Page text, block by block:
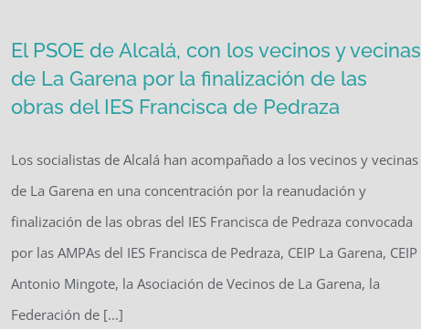
El PSOE de Alcalá, con los vecinos y vecinas
de La Garena por la finalización de las
obras del IES Francisca de Pedraza
Los socialistas de Alcalá han acompañado a los vecinos y vecinas
de La Garena en una concentración por la reanudación y
finalización de las obras del IES Francisca de Pedraza convocada
por las AMPAs del IES Francisca de Pedraza, CEIP La Garena, CEIP
Antonio Mingote, la Asociación de Vecinos de La Garena, la
Federación de [...]